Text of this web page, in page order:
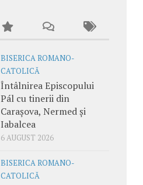
BISERICA ROMANO-
CATOLICĂ
Întâlnirea Episcopului
Pál cu tinerii din
Carașova, Nermed și
Iabalcea
6 AUGUST 2026
BISERICA ROMANO-
CATOLICĂ